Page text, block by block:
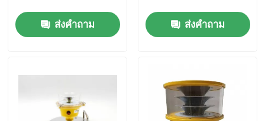
แสงสิ่งกีดขวางการบิน
ไฟอุดตันพลังงานแสงอาทิตย์
แสงสิ่งกีดขวางเครื่องบิน
ส่งคำถาม ส่งคำถาม